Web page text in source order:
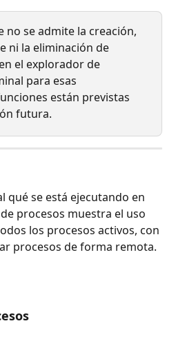
no se admite la creación,
ni la eliminación de
el explorador de
para esas
están previstas
futura.
qué se está ejecutando en
procesos muestra el uso
los procesos activos, con
procesos de forma remota.